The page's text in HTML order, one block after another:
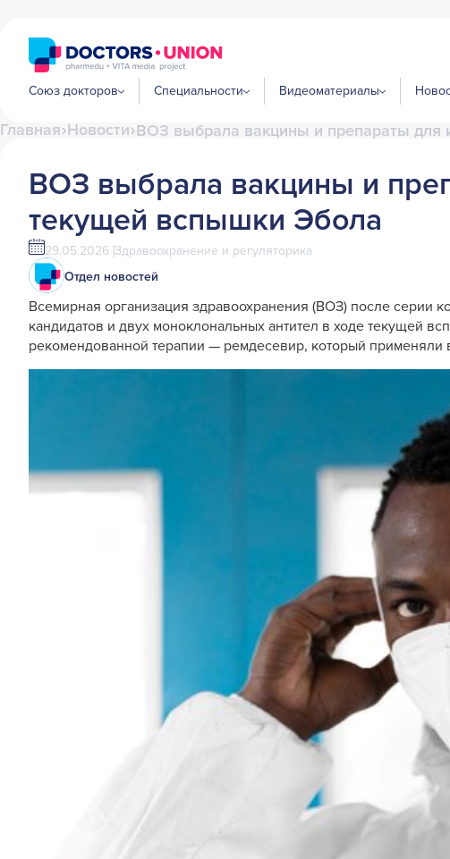
Союз докторов Специальности Видеоматериалы
Главная Новости ВОЗ выбрала вакцины и препараты для
ВОЗ выбрала вакцины и
текущей вспышки Эбола
29.05.2026 Здравоохранение и регуляторика
Отдел новостей
Всемирная организация здравоохранения (ВОЗ) после серии
кандидатов и двух моноклональных антител в ходе текущей
рекомендованной терапии — ремдесевир, который применяли